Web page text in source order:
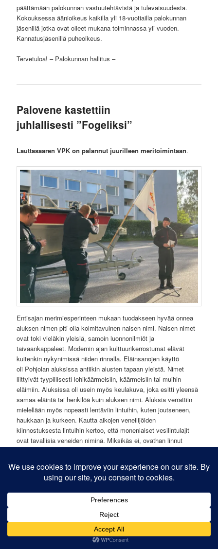
päättämään palokunnan vastuutehtävistä ja tulevaisuudesta.
Kokouksessa äänioikeus kaikilla yli 18-vuotiailla palokunnan
jäsenillä jotka ovat olleet mukana toiminnassa yli vuoden.
Kannatusjäsenillä puheoikeus.
Tervetuloa! – Palokunnan hallitus –
Palovene kastettiin
juhlallisesti ”Fogeliksi”
Lauttasaaren VPK on palannut juurilleen meritoimintaan.
Entisajan merimiesperinteen mukaan tuodakseen hyvää onnea
aluksen nimen piti olla kolmitavuinen naisen nimi. Naisen nimet
ovat toki vieläkin yleisiä, samoin luonnonilmiöt ja
taivaankappaleet. Modernin ajan kulttuurikerrostumat elävät
kuitenkin nykynimissä niiden rinnalla. Eläinsanojen käyttö
oli Pohjolan aluksissa antiikin alusten tapaan yleistä. Nimet
liittyivät tyypillisesti lohikäärmeisiin, käärmeisiin tai muihin
eläimiin. Aluksissa oli usein myös keulakuva, joka esitti yleensä
samaa eläintä tai henkilöä kuin aluksen nimi. Aluksia verrattiin
mielellään myös nopeasti lentäviin lintuihin, kuten joutseneen,
haukkaan ja kurkeen. Kautta aikojen veneilijöiden
kiinnostuksesta lintuihin kertoo, että monenlaiset vesilintulajit
ovat tavallisia veneiden niminä. Miksikäs ei, ovathan linnut
kielellä.
Perehdyttyämme huolella palokunnan 105-vuotiseen historiaan,
ei veneelle ollut vaikea keksiä nimiehdotuksia. Esityksestäni ja
palokunnan hallituksen siunaamana palokunnan neljäs
palovene ”HE248” kastettiin neitsytnimeltään ”Fogeliksi”.